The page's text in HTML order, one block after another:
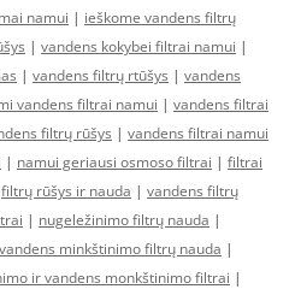
namui | ieškome vandens filtrų
| vandens kokybei filtrai namui |
| vandens filtrų rtūšys | vandens
vandens filtrai namui | vandens filtrai
filtrų rūšys | vandens filtrai namui
| namui geriausi osmoso filtrai | filtrai
filtrų rūšys ir nauda | vandens filtrų
| nugeležinimo filtrų nauda |
vandens minkštinimo filtrų nauda |
ir vandens monkštinimo filtrai |